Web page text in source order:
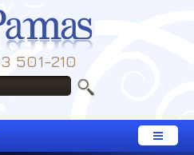
501-210